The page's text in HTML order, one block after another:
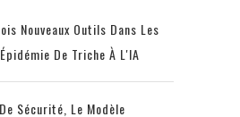
Nouveaux Outils Dans Les
De Triche À L'IA
Sécurité, Le Modèle